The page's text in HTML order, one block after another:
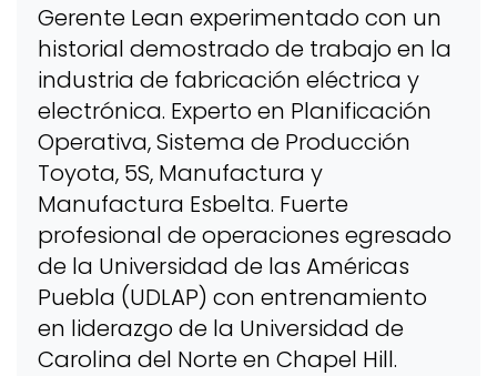
Gerente Lean experimentado con un
historial demostrado de trabajo en la
industria de fabricación eléctrica y
electrónica. Experto en Planificación
Operativa, Sistema de Producción
Toyota, 5S, Manufactura y
Manufactura Esbelta. Fuerte
profesional de operaciones egresado
de la Universidad de las Américas
Puebla (UDLAP) con entrenamiento
en liderazgo de la Universidad de
Carolina del Norte en Chapel Hill.